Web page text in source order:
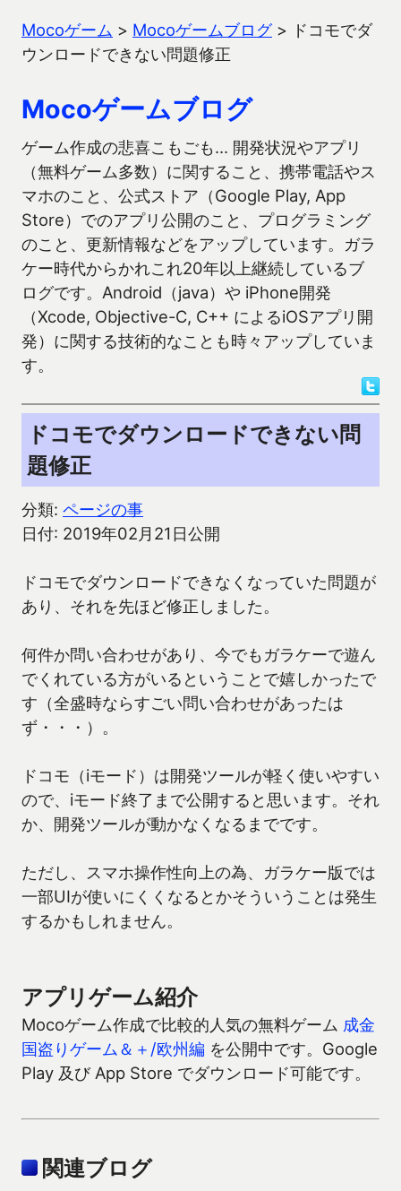
Mocoゲーム > Mocoゲームブログ> ドコモでダ
ウンロードできない問題修正
Mocoゲームブログ
ゲーム作成の悲喜こもごも… 開発状況やアプリ
（無料ゲーム多数）に関すること、携帯電話やス
マホのこと、公式ストア（Google Play, App
Store）でのアプリ公開のこと、プログラミング
のこと、更新情報などをアップしています。ガラ
ケー時代からかれこれ20年以上継続しているブ
ログです。Android（java）や iPhone開発
（Xcode, Objective-C, C++ によるiOSアプリ開
発）に関する技術的なことも時々アップしていま
す。
ドコモでダウンロードできない問
題修正
分類: ページの事
日付: 2019年02月21日公開
ドコモでダウンロードできなくなっていた問題が
あり、それを先ほど修正しました。
何件か問い合わせがあり、今でもガラケーで遊ん
でくれている方がいるということで嬉しかったで
す（全盛時ならすごい問い合わせがあったは
ず・・・）。
ドコモ（iモード）は開発ツールが軽く使いやすい
ので、iモード終了まで公開すると思います。それ
か、開発ツールが動かなくなるまでです。
ただし、スマホ操作性向上の為、ガラケー版では
一部UIが使いにくくなるとかそういうことは発生
するかもしれません。
アプリゲーム紹介
Mocoゲーム作成で比較的人気の無料ゲーム 成金
国盗りゲーム＆＋/欧州編 を公開中です。Google
Play 及び App Store でダウンロード可能です。
関連ブログ